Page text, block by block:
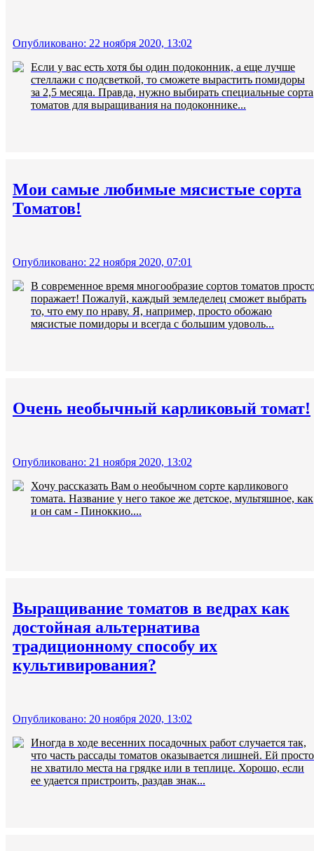
Опубликовано: 22 ноября 2020, 13:02
Если у вас есть хотя бы один подоконник, а еще лучше
стеллажи с подсветкой, то сможете вырастить помидоры
за 2,5 месяца. Правда, нужно выбирать специальные сорта
томатов для выращивания на подоконнике...
Мои самые любимые мясистые сорта
Томатов!
Опубликовано: 22 ноября 2020, 07:01
В современное время многообразие сортов томатов
поражает! Пожалуй, каждый земледелец сможет выбрать
то, что ему по нраву. Я, например, просто обожаю
мясистые помидоры и всегда с большим удоволь...
Очень необычный карликовый томат!
Опубликовано: 21 ноября 2020, 13:02
Хочу рассказать Вам о необычном сорте карликового
томата. Название у него такое же детское, мультяшное, как
и он сам - Пиноккио....
Выращивание томатов в ведрах как
достойная альтернатива
традиционному способу их
культивирования?
Опубликовано: 20 ноября 2020, 13:02
Иногда в ходе весенних посадочных работ случается так,
что часть рассады томатов оказывается лишней. Ей просто
не хватило места на грядке или в теплице. Хорошо, если
ее удается пристроить, раздав знак...